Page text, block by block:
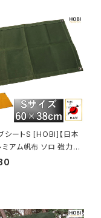
シートS [HOBI]【日本
ミアム帆布 ソロ 強力防
ィン加工 [無骨でタフ]
レジャー ホビ【MADE